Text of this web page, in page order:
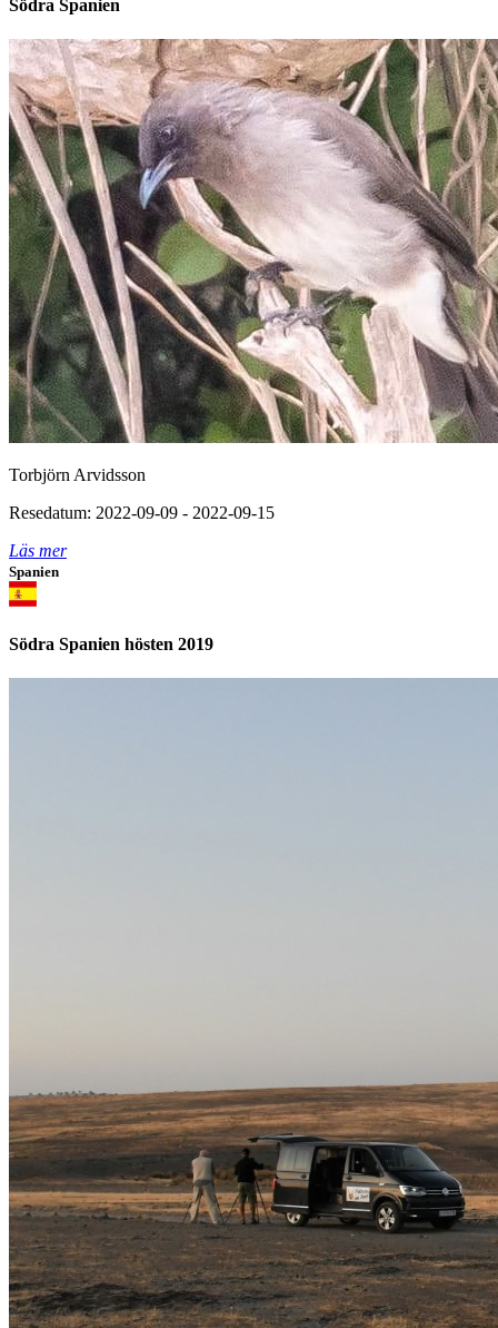
Södra Spanien
Torbjörn Arvidsson
Resedatum: 2022-09-09 - 2022-09-15
Läs mer
Spanien
Södra Spanien hösten 2019